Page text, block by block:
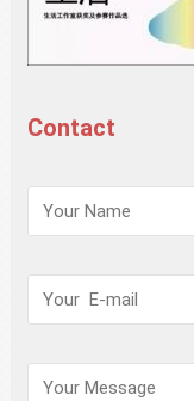
Contact